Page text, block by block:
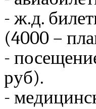
- ж.д.
(4000 –
-
руб).
-